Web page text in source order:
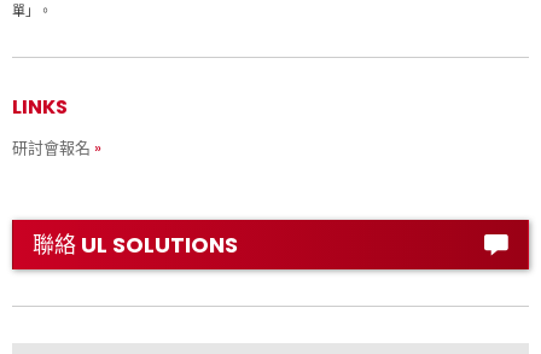
單」。
LINKS
研討會報名
聯絡 UL SOLUTIONS